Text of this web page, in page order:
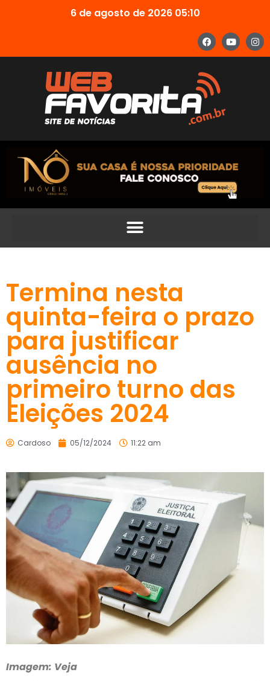
6 de agosto de 2026 05:10
Termina nesta
quinta-feira o prazo
para justificar
ausência no
primeiro turno das
Eleições 2024
Cardoso 05/12/2024 11:22 am
Imagem: Veja